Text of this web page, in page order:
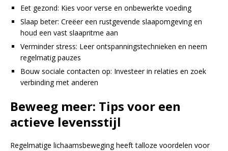
Eet gezond: Kies voor verse en onbewerkte voeding
Slaap beter: Creëer een rustgevende slaapomgeving en
houd een vast slaapritme aan
Verminder stress: Leer ontspanningstechnieken en neem
regelmatig pauzes
Bouw sociale contacten op: Investeer in relaties en zoek
verbinding met anderen
Beweeg meer: Tips voor een
actieve levensstijl
Regelmatige lichaamsbeweging heeft talloze voordelen voor